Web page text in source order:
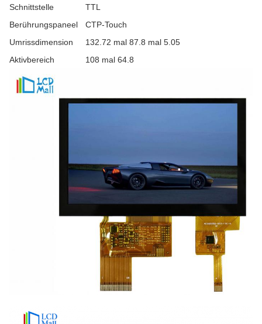
Schnittstelle
TTL
Berührungspaneel
CTP-Touch
Umrissdimension
132.72 mal 87.8 mal 5.05
Aktivbereich
108 mal 64.8